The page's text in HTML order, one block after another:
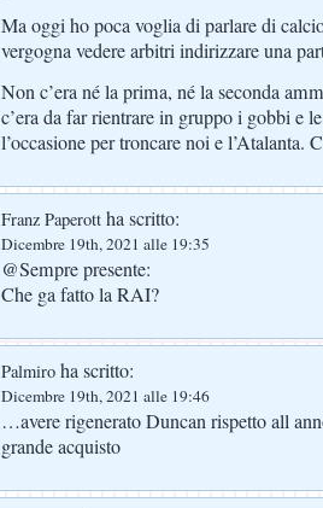
Ma oggi ho poca voglia di parlare di
vergogna vedere arbitri indirizzare una
Non c’era né la prima, né la seconda
c’era da far rientrare in gruppo i gobbi e
l’occasione per troncare noi e l’Atalanta.
Franz Paperott ha scritto:
Dicembre 19th, 2021 alle 19:35
@Sempre presente:
Che ga fatto la RAI?
Palmiro ha scritto:
Dicembre 19th, 2021 alle 19:46
…avere rigenerato Duncan rispetto all
grande acquisto